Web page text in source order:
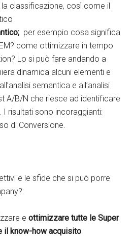
classificazione, così come il
per esempio cosa significa
come ottimizzare in tempo
Lo si può fare andando a
dinamica alcuni elementi e
semantica e all’analisi
A/B/N che riesce ad identificare
I risultati sono incoraggianti:
di Conversione.
e le sfide che si può porre
eottimizzare tutte le Super
il know-how acquisito